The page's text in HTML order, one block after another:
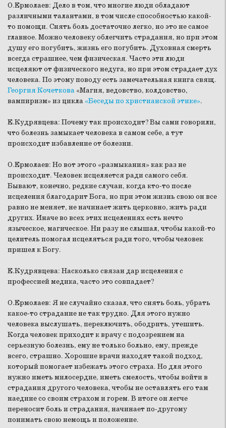
О.Ермолаев: Дело в том, что многие люди обладают
различными талантами, в том числе способностью какой-
то помощи. Снять боль достаточно легко, но это не самое
главное. Можно человеку облегчить страдания, но при этом
душу его погубить, жизнь его погубить. Духовная смерть
всегда страшнее, чем физическая. Часто эти люди
исцеляют от физического недуга, но при этом страдает дух
человека. По этому поводу есть замечательная книга свящ.
Георгия Кочеткова «Магия, ведовство, колдовство,
вампиризм» из цикла «Беседы по христианской этике».
Е.Кудрявцева: Почему так происходит? Вы сами говорили,
что болезнь замыкает человека в самом себе, а тут
происходит избавление от болезни.
О.Ермолаев: Но вот этого «размыкания» как раз не
происходит. Человек исцеляется ради самого себя.
Бывают, конечно, редкие случаи, когда кто-то после
исцеления благодарит Бога, но при этом жизнь свою он все
равно не меняет, не начинает жить церковно, жить ради
других. Иначе во всех этих исцелениях есть нечто
языческое, магическое. Ни разу не слышал, чтобы какой-то
целитель помогал исцеляться ради того, чтобы человек
пришел к Богу.
Е.Кудрявцева: Насколько связан дар исцеления с
профессией медика, часто это совпадает?
О.Ермолаев: Я не случайно сказал, что снять боль, убрать
какое-то страдание не так трудно. Для этого нужно
человека выслушать, переключить, ободрить, утешить.
Когда человек приходит к врачу с подозрением на
серьезную болезнь, ему не только больно, ему, прежде
всего, страшно. Хорошие врачи находят такой подход,
который помогает избежать этого страха. Но для этого
нужно иметь милосердие, иметь смелость, чтобы войти в
страдания другого человека, чтобы не оставлять его там
наедине со своим страхом и горем. В итоге он легче
переносит боль и страдания, начинает по-другому
понимать свою немощь и положение.